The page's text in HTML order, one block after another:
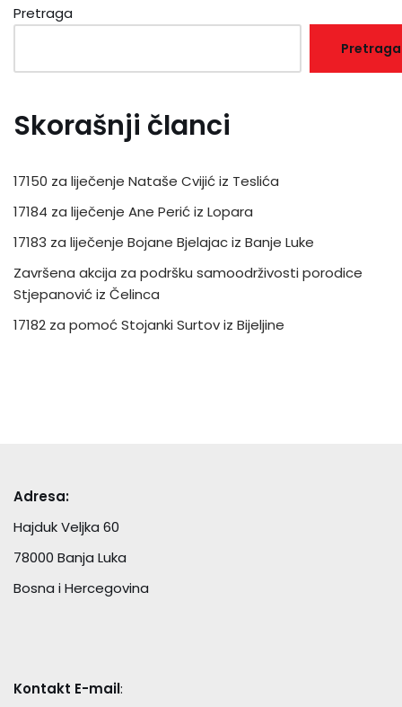
Pretraga
Pretraga
Skorašnji članci
17150 za liječenje Nataše Cvijić iz Teslića
17184 za liječenje Ane Perić iz Lopara
17183 za liječenje Bojane Bjelajac iz Banje Luke
Završena akcija za podršku samoodrživosti porodice
Stjepanović iz Čelinca
17182 za pomoć Stojanki Surtov iz Bijeljine
Adresa:
Hajduk Veljka 60
78000 Banja Luka
Bosna i Hercegovina
Kontakt E-mail: